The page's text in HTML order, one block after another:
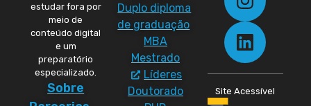
estudar fora por
meio de
conteúdo digital
e um
preparatório
especializado.
Sobre
Duplo diploma
de graduação
MBA
Mestrado
Líderes
Doutorado
Site Acessível